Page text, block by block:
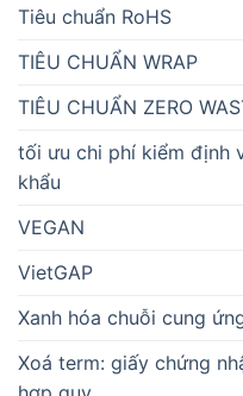
Tiêu chuẩn RoHS
TIÊU CHUẨN WRAP
TIÊU CHUẨN ZERO
tối ưu chi phí kiểm định
khẩu
VEGAN
VietGAP
Xanh hóa chuỗi cung
Xoá term: giấy chứng